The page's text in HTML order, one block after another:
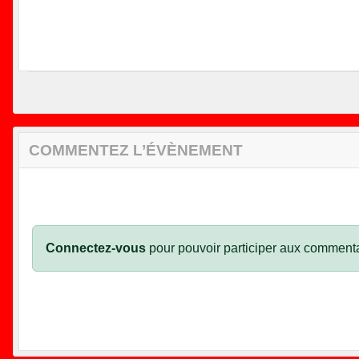
COMMENTEZ L’ÉVÈNEMENT
Connectez-vous pour pouvoir participer aux